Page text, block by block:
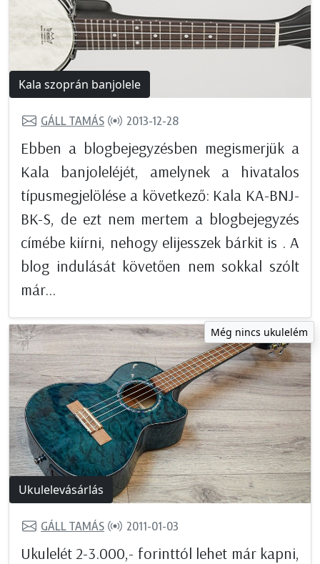
Kala szoprán banjolele
GÁLL TAMÁS 2013-12-28
Ebben a blogbejegyzésben megismerjük a
Kala banjoleléjét, amelynek a hivatalos
típusmegjelölése a következő: Kala KA-BNJ-
BK-S, de ezt nem mertem a blogbejegyzés
címébe kiírni, nehogy elijesszek bárkit is . A
blog indulását követően nem sokkal szólt
már...
Még nincs ukulelém
Ukulelevásárlás
GÁLL TAMÁS 2011-01-03
Ukulelét 2-3.000,- forinttól lehet már kapni,